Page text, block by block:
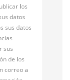
los
datos
sus datos
sus
de los
correo a